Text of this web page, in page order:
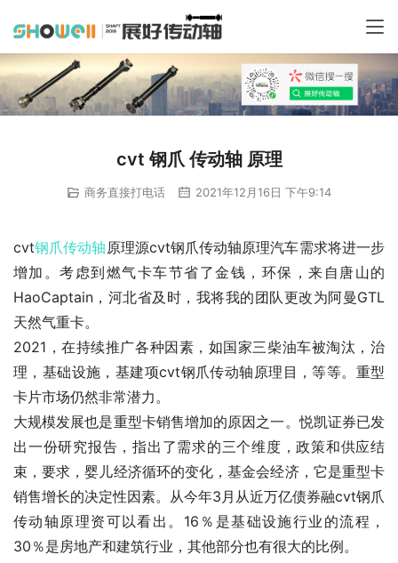
cvt 钢爪 传动轴 原理
商务直接打电话 2021年12月16日 下午9:14
cvt钢爪传动轴原理源cvt钢爪传动轴原理汽车需求将进一步
增加。考虑到燃气卡车节省了金钱，环保，来自唐山的
HaoCaptain，河北省及时，我将我的团队更改为阿曼GTL
天然气重卡。
2021，在持续推广各种因素，如国家三柴油车被淘汰，治
理，基础设施，基建项cvt钢爪传动轴原理目，等等。重型
卡片市场仍然非常潜力。
大规模发展也是重型卡销售增加的原因之一。悦凯证券已发
出一份研究报告，指出了需求的三个维度，政策和供应结
束，要求，婴儿经济循环的变化，基金会经济，它是重型卡
销售增长的决定性因素。从今年3月从近万亿债券融cvt钢爪
传动轴原理资可以看出。16％是基础设施行业的流程，
30％是房地产和建筑行业，其他部分也有很大的比例。